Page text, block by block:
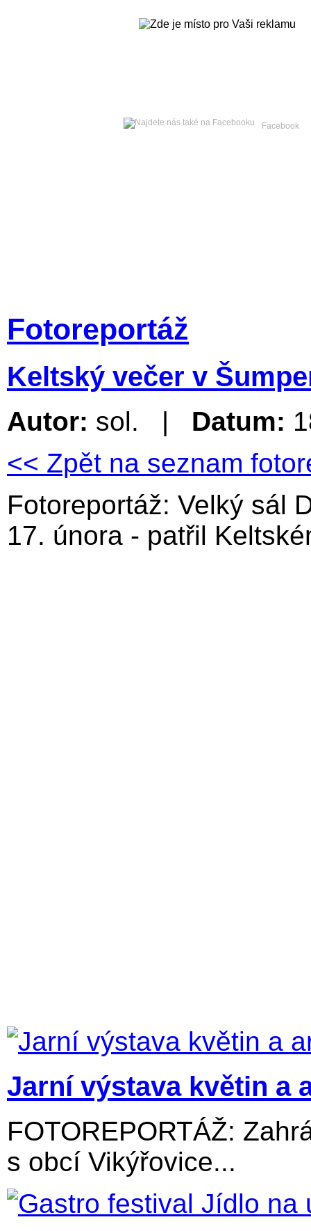
Facebook
Fotoreportáž
Keltský večer v
Autor: sol. | Datum:
<< Zpět na seznam
Fotoreportáž: Velký sál
17. února - patřil
Jarní výstava květin a
FOTOREPORTÁŽ:
s obcí Vikýřovice...